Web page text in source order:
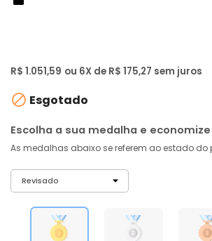
R$ 1.051,59 ou 6X de R$ 175,27 sem juros
 Esgotado
Escolha a sua medalha e
As medalhas abaixo se referem ao estado do